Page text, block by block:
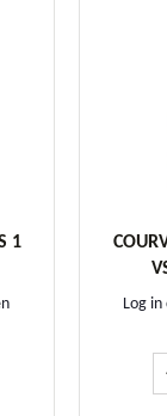
1
fles 1 ltr aantal
Log